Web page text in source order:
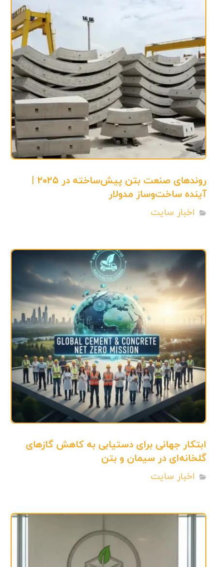
روندهای صنعت بتن پیش‌ساخته در ۲۰۲۵ |
آینده ساخت‌وساز مدولار
اخبار سایت
ابتکار جهانی برای دستیابی به کاهش گازهای
گلخانه‌ای در سیمان و بتن
اخبار سایت